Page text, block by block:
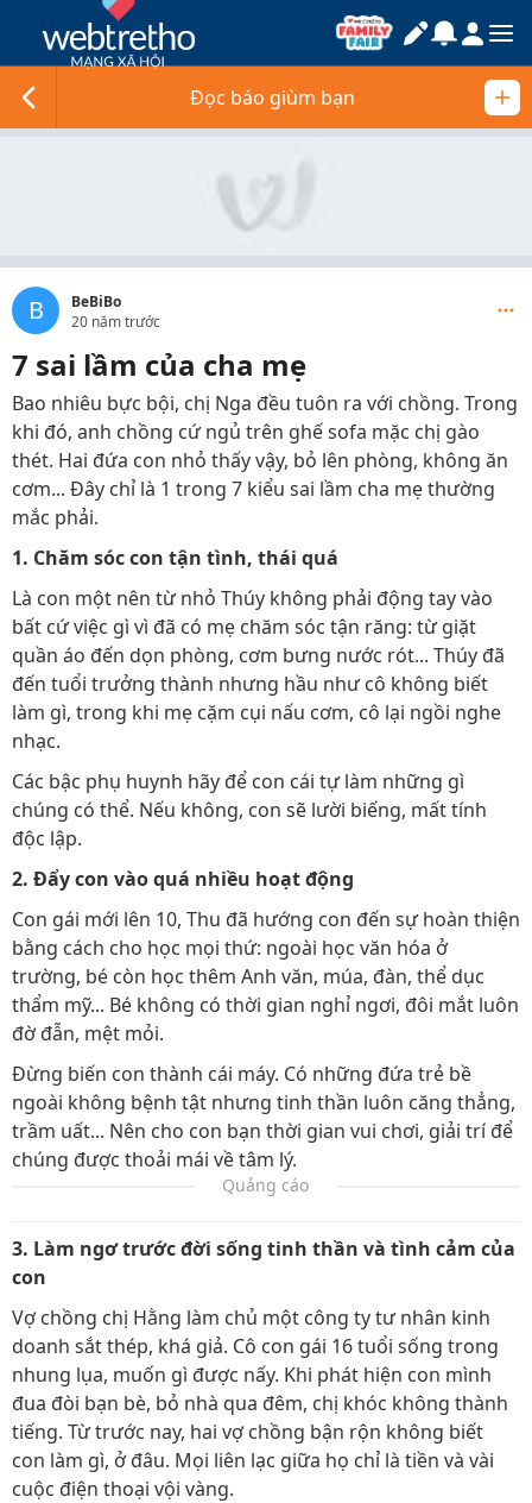
Đọc báo giùm bạn
B
BeBiBo
20 năm trước
7 sai lầm của cha mẹ
Bao nhiêu bực bội, chị Nga đều tuôn ra với chồng. Trong
khi đó, anh chồng cứ ngủ trên ghế sofa mặc chị gào
thét. Hai đứa con nhỏ thấy vậy, bỏ lên phòng, không ăn
cơm... Đây chỉ là 1 trong 7 kiểu sai lầm cha mẹ thường
mắc phải.
1. Chăm sóc con tận tình, thái quá
Là con một nên từ nhỏ Thúy không phải động tay vào
bất cứ việc gì vì đã có mẹ chăm sóc tận răng: từ giặt
quần áo đến dọn phòng, cơm bưng nước rót... Thúy đã
đến tuổi trưởng thành nhưng hầu như cô không biết
làm gì, trong khi mẹ cặm cụi nấu cơm, cô lại ngồi nghe
nhạc.
Các bậc phụ huynh hãy để con cái tự làm những gì
chúng có thể. Nếu không, con sẽ lười biếng, mất tính
độc lập.
2. Đẩy con vào quá nhiều hoạt động
Con gái mới lên 10, Thu đã hướng con đến sự hoàn thiện
bằng cách cho học mọi thứ: ngoài học văn hóa ở
trường, bé còn học thêm Anh văn, múa, đàn, thể dục
thẩm mỹ... Bé không có thời gian nghỉ ngơi, đôi mắt luôn
đờ đẫn, mệt mỏi.
Đừng biến con thành cái máy. Có những đứa trẻ bề
ngoài không bệnh tật nhưng tinh thần luôn căng thẳng,
trầm uất... Nên cho con bạn thời gian vui chơi, giải trí để
chúng được thoải mái về tâm lý.
Quảng cáo
3. Làm ngơ trước đời sống tinh thần và tình cảm của
con
Vợ chồng chị Hằng làm chủ một công ty tư nhân kinh
doanh sắt thép, khá giả. Cô con gái 16 tuổi sống trong
nhung lụa, muốn gì được nấy. Khi phát hiện con mình
đua đòi bạn bè, bỏ nhà qua đêm, chị khóc không thành
tiếng. Từ trước nay, hai vợ chồng bận rộn không biết
con làm gì, ở đâu. Mọi liên lạc giữa họ chỉ là tiền và vài
cuộc điện thoại vội vàng.